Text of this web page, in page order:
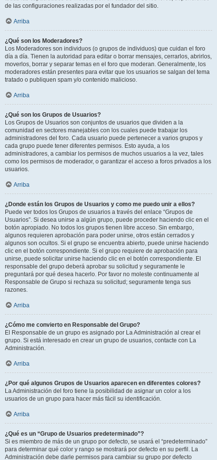
de las configuraciones realizadas por el fundador del sitio.
Arriba
¿Qué son los Moderadores?
Los Moderadores son individuos (o grupos de individuos) que cuidan el foro
día a día. Tienen la autoridad para editar o borrar mensajes, cerrarlos, abrirlos,
moverlos, borrar y separar temas en el foro que moderan. Generalmente, los
moderadores están presentes para evitar que los usuarios se salgan del tema
tratado o publiquen spam y/o contenido malicioso.
Arriba
¿Qué son los Grupos de Usuarios?
Los Grupos de Usuarios son conjuntos de usuarios que dividen a la
comunidad en sectores manejables con los cuales puede trabajar los
administradores del foro. Cada usuario puede pertenecer a varios grupos y
cada grupo puede tener diferentes permisos. Esto ayuda, a los
administradores, a cambiar los permisos de muchos usuarios a la vez, tales
como los permisos de moderador, o garantizar el acceso a foros privados a los
usuarios.
Arriba
¿Donde están los Grupos de Usuarios y como me puedo unir a ellos?
Puede ver todos los Grupos de usuarios a través del enlace “Grupos de
Usuarios”. Si desea unirse a algún grupo, puede proceder haciendo clic en el
botón apropiado. No todos los grupos tienen libre acceso. Sin embargo,
algunos requieren aprobación para poder unirse, otros están cerrados y
algunos son ocultos. Si el grupo se encuentra abierto, puede unirse haciendo
clic en el botón correspondiente. Si el grupo requiere de aprobación para
unirse, puede solicitar unirse haciendo clic en el botón correspondiente. El
responsable del grupo deberá aprobar su solicitud y seguramente le
preguntará por qué desea hacerlo. Por favor no moleste continuamente al
Responsable de Grupo si rechaza su solicitud; seguramente tenga sus
razones.
Arriba
¿Cómo me convierto en Responsable del Grupo?
El Responsable de un grupo es asignado por La Administración al crear el
grupo. Si está interesado en crear un grupo de usuarios, contacte con La
Administración.
Arriba
¿Por qué algunos Grupos de Usuarios aparecen en diferentes colores?
La Administración del foro tiene la posibilidad de asignar un color a los
usuarios de un grupo para hacer más fácil su identificación.
Arriba
¿Qué es un “Grupo de Usuarios predeterminado”?
Si es miembro de más de un grupo por defecto, se usará el “predeterminado”
para determinar qué color y rango se mostrará por defecto en su perfil. La
Administración debe darle permisos para cambiar su grupo por defecto